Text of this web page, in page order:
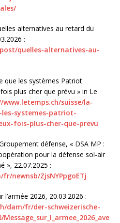
alternatives au retard du
:
quelles-alternatives-au-
que les systèmes Patriot
plus cher que prévu » in Le
suisse/la-
systemes-patriot-
fois-plus-cher-que-prevu
défense, « DSA MP :
pour la défense sol-air
», 22.07.2025 :
newnsb/ZjsNYPpgoETj
2026, 20.03.2026 :
dam/fr/der-schweizerische-